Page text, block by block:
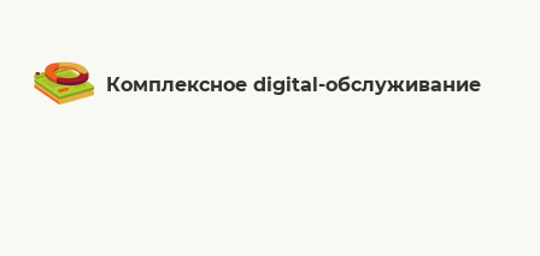
Комплексное digital-обслуживание